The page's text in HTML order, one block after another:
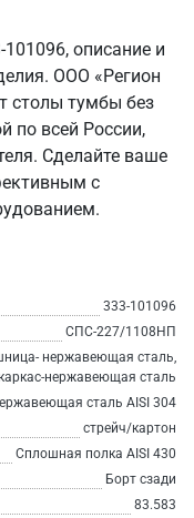
описание и
ООО «Регион
столы тумбы без
по всей России,
Сделайте ваше
с
333-101096
СПС-227/1108НП
нержавеющая сталь,
каркас-нержавеющая сталь
сталь AISI 304
стрейч/картон
Сплошная полка AISI 430
Борт сзади
83.583